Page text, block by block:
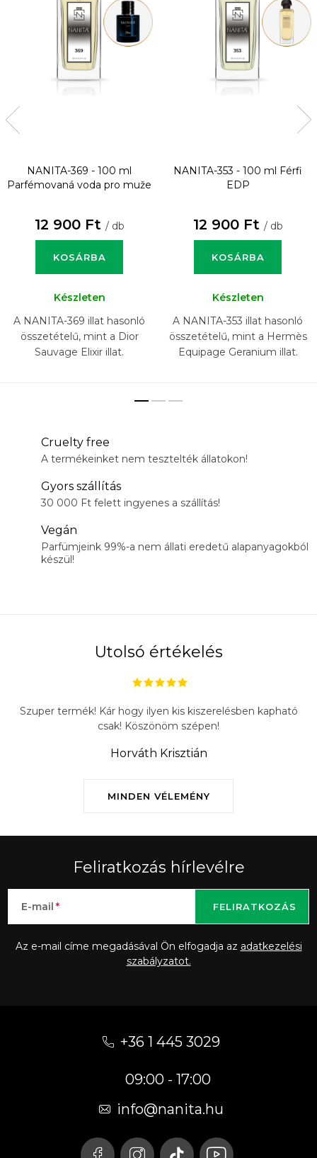
NANITA-369 - 100 ml
Parfémovaná voda pro muže
12 900 Ft / db
KOSÁRBA
Készleten
A NANITA-369 illat hasonló
összetételű, mint a Dior
Sauvage Elixir illat.
NANITA-353 - 100 ml
Férfi
EDP
12 900 Ft / db
KOSÁRBA
Készleten
A NANITA-353 illat hasonló
összetételű, mint a Hermès
Equipage Geranium illat.
Cruelty free
A termékeinket nem tesztelték állatokon!
Gyors szállítás
30 000 Ft felett ingyenes a szállítás!
Vegán
Parfümjeink 99%-a nem állati eredetű alapanyagokból
készül!
Utolsó értékelés
MINDEN VÉLEMÉNY
Szuper termék! Kár hogy ilyen kis kiszerelésben kapható
csak! Köszönöm szépen!
Horváth Krisztián
Feliratkozás hírlevélre
E-mail
Az e-mail címe megadásával Ön elfogadja az adatkezelési
szabályzatot.
FELIRATKOZÁS
+36 1 445 3029
09:00 - 17:00
info@nanita.hu